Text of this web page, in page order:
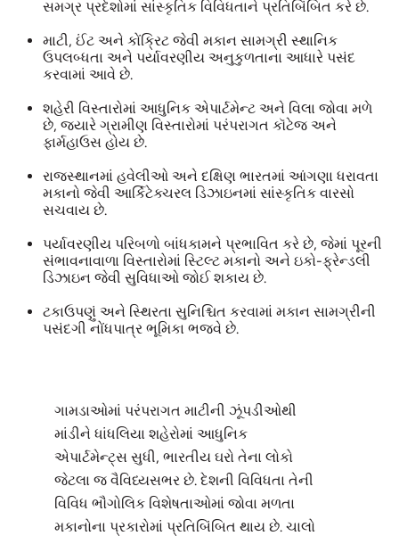
સમગ્ર પ્રદેશોમાં સાંસ્કૃતિક વિવિધતાને પ્રતિબિંબિત કરે છે.
માટી, ઈંટ અને કોંક્રિટ જેવી મકાન સામગ્રી સ્થાનિક
ઉપલબ્ધતા અને પર્યાવરણીય અનુકુળતાના આધારે પસંદ
કરવામાં આવે છે.
શહેરી વિસ્તારોમાં આધુનિક એપાર્ટમેન્ટ અને વિલા જોવા મળે
છે, જ્યારે ગ્રામીણ વિસ્તારોમાં પરંપરાગત કૉટેજ અને
ફાર્મહાઉસ હોય છે.
રાજસ્થાનમાં હવેલીઓ અને દક્ષિણ ભારતમાં આંગણા ધરાવતા
મકાનો જેવી આર્કિટેક્ચરલ ડિઝાઇનમાં સાંસ્કૃતિક વારસો
સચવાય છે.
પર્યાવરણીય પરિબળો બાંધકામને પ્રભાવિત કરે છે, જેમાં પૂરની
સંભાવનાવાળા વિસ્તારોમાં સ્ટિલ્ટ મકાનો અને ઇકો-ફ્રેન્ડલી
ડિઝાઇન જેવી સુવિધાઓ જોઈ શકાય છે.
ટકાઉપણું અને સ્થિરતા સુનિશ્ચિત કરવામાં મકાન સામગ્રીની
પસંદગી નોંધપાત્ર ભૂમિકા ભજવે છે.
ગામડાઓમાં પરંપરાગત માટીની ઝૂંપડીઓથી
માંડીને ધાંધલિયા શહેરોમાં આધુનિક
એપાર્ટમેન્ટ્સ સુધી, ભારતીય ઘરો તેના લોકો
જેટલા જ વૈવિધ્યસભર છે. દેશની વિવિધતા તેની
વિવિધ ભૌગોલિક વિશેષતાઓમાં જોવા મળતા
મકાનોના પ્રકારોમાં પ્રતિબિંબિત થાય છે. ચાલો